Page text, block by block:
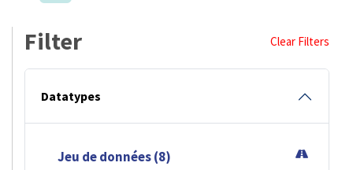
Filter Clear Filters
Datatypes
Jeu de données (8)